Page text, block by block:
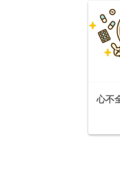
心不